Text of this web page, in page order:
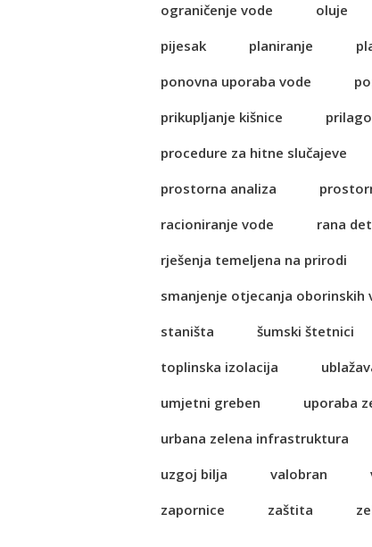
ograničenje vode
oluje
pijesak
planiranje
ponovna uporaba vode
prikupljanje kišnice
procedure za hitne slučajeve
prostorna analiza
racioniranje vode
rana
rješenja temeljena na prirodi
smanjenje otjecanja oborinskih
staništa
šumski štetnici
toplinska izolacija
umjetni greben
uporaba
urbana zelena infrastruktura
uzgoj bilja
valobran
zapornice
zaštita